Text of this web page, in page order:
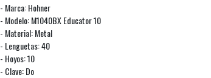
- Marca: Hohner
- Modelo: M1040BX Educator 10
- Material: Metal
- Lenguetas: 40
- Hoyos: 10
- Clave: Do